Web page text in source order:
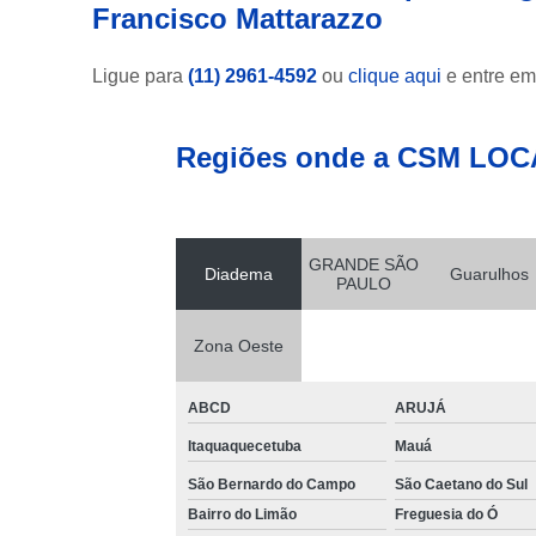
Francisco Mattarazzo
Ligue para(11) 2961-4592ouclique aqui e entre
Regiões onde a CSM
Diadema
GRANDE SÃO
PAULO
Guarulhos
Zona Oeste
ABCD ARUJÁ
Itaquaquecetuba Mauá
São Bernardo do Campo
São Caetano do Sul
Bairro do Limão
Freguesia do Ó